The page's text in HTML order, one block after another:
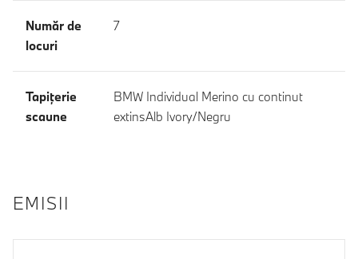
Număr de
locuri
7
Tapiţerie
scaune
BMW Individual Merino cu continut
extinsAlb Ivory/Negru
EMISII